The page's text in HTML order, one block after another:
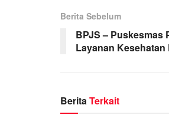
Berita Sebelum
BPJS – Puskesmas
Layanan Kesehatan
BeritaTerkait